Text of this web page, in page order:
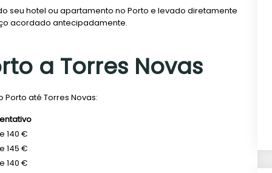
seu hotel ou apartamento no Porto e levado diretamente
acordado antecipadamente.
a Torres Novas
até Torres Novas:
140 €
145 €
140 €